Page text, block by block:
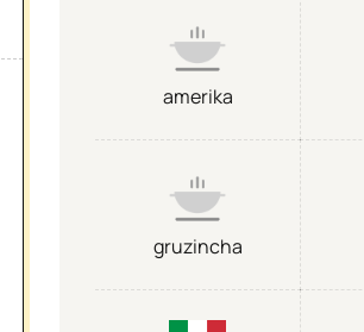
amerika
gruzincha